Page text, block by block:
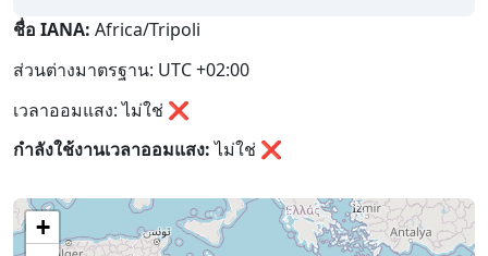
ชื่อ IANA: Africa/Tripoli
ส่วนต่างมาตรฐาน: UTC +02:00
เวลาออมแสง: ไม่ใช่ ❌
กำลังใช้งานเวลาออมแสง:ไม่ใช่ ❌
+